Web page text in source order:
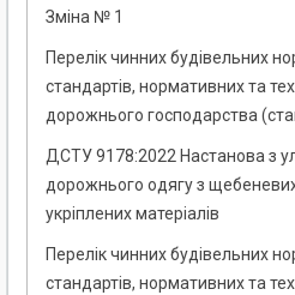
Зміна № 1
Перелік чинних будівельних
стандартів, нормативних та
дорожнього господарства
ДСТУ 9178:2022 Настанова з
дорожнього одягу з
укріплених матеріалів
Перелік чинних будівельних
стандартів, нормативних та